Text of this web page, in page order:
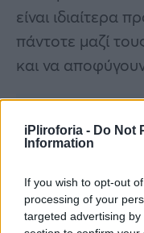
iPliroforia - Do Not
Information
If you wish to opt-out
processing of your
targeted advertising
είναι ιδιαίτερα
πάντοτε μαζί
και να